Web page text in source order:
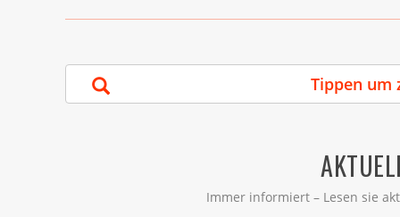
Immer informiert – Lesen sie